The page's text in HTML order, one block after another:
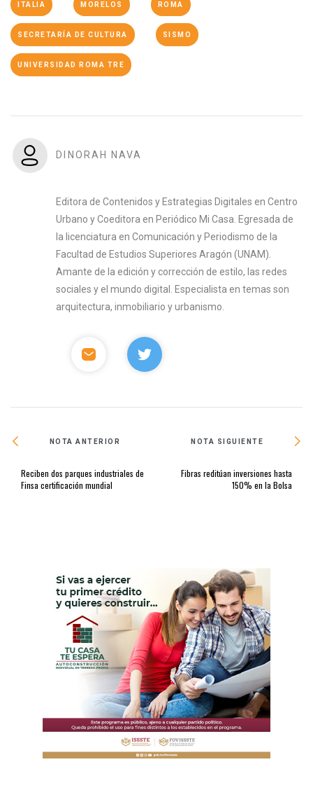
ITALIA MORELOS ROMA
SECRETARÍA DE CULTURA SISMO
UNIVERSIDAD ROMA TRE
DINORAH NAVA
Editora de Contenidos y Estrategias Digitales en Centro
Urbano y Coeditora en Periódico Mi Casa. Egresada de
la licenciatura en Comunicación y Periodismo de la
Facultad de Estudios Superiores Aragón (UNAM).
Amante de la edición y corrección de estilo, las redes
sociales y el mundo digital. Especialista en temas son
arquitectura, inmobiliario y urbanismo.
NOTA ANTERIOR
Reciben dos parques industriales de
Finsa certificación mundial
NOTA SIGUIENTE
Fibras reditúan inversiones hasta
150% en la Bolsa